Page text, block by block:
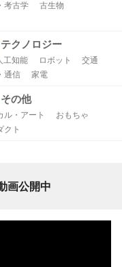
考古学 古生物
テクノロジー
工知能 ロボット
交通
通信
家電
その他
ル・アート
おもちゃ
クト
画公開中